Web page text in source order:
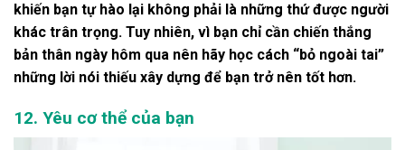
khiến bạn tự hào lại không phải là những thứ được người
khác trân trọng. Tuy nhiên, vì bạn chỉ cần chiến thắng
bản thân ngày hôm qua nên hãy học cách “bỏ ngoài tai”
những lời nói thiếu xây dựng để bạn trở nên tốt hơn.
12. Yêu cơ thể của bạn